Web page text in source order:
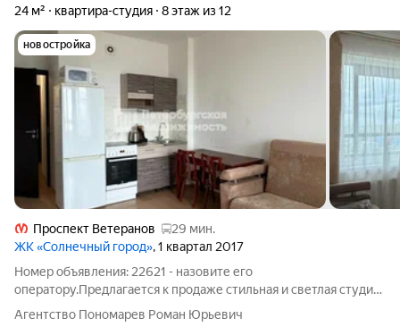
24 м² квартира-студия 8 этаж из 12
новостройка
Проспект Ветеранов
29 мин.
ЖК «Солнечный город», 1 квартал 2017
Номер объявления: 22621 - назовите его
оператору.Предлагается к продаже стильная и светлая студия
в современном ЖК «Солнечный город». ЖК «Солнечный
Агентство Пономарев Роман Юрьевич